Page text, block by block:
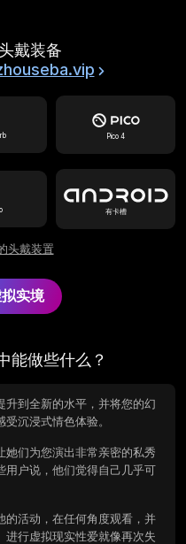
戴装备
Pico 4
有卡槽
头戴装置
实境
能做些什么？
升到全新的水平，并将您的幻
沉浸式情色体验。
她们为您演出非常亲密的私秀
用户说，他们觉得自己几乎可
的活动，在任何角度观看，并
进行虚拟现实性爱就像再次失